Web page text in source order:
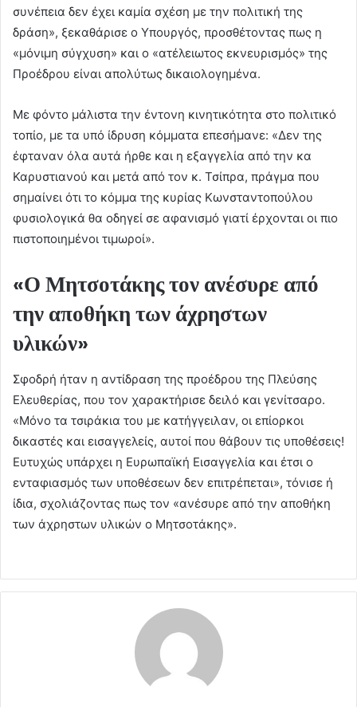
συνέπεια δεν έχει καμία σχέση με την πολιτική της
δράση», ξεκαθάρισε ο Υπουργός, προσθέτοντας πως η
«μόνιμη σύγχυση» και ο «ατέλειωτος εκνευρισμός» της
Προέδρου είναι απολύτως δικαιολογημένα.
Με φόντο μάλιστα την έντονη κινητικότητα στο πολιτικό
τοπίο, με τα υπό ίδρυση κόμματα επεσήμανε: «Δεν της
έφταναν όλα αυτά ήρθε και η εξαγγελία από την κα
Καρυστιανού και μετά από τον κ. Τσίπρα, πράγμα που
σημαίνει ότι το κόμμα της κυρίας Κωνσταντοπούλου
φυσιολογικά θα οδηγεί σε αφανισμό γιατί έρχονται οι πιο
πιστοποιημένοι τιμωροί».
«Ο Μητσοτάκης τον ανέσυρε από
την αποθήκη των άχρηστων
υλικών»
Σφοδρή ήταν η αντίδραση της προέδρου της Πλεύσης
Ελευθερίας, που τον χαρακτήρισε δειλό και γενίτσαρο.
«Μόνο τα τσιράκια του με κατήγγειλαν, οι επίορκοι
δικαστές και εισαγγελείς, αυτοί που θάβουν τις υποθέσεις!
Ευτυχώς υπάρχει η Ευρωπαϊκή Εισαγγελία και έτσι ο
ενταφιασμός των υποθέσεων δεν επιτρέπεται», τόνισε ή
ίδια, σχολιάζοντας πως τον «ανέσυρε από την αποθήκη
των άχρηστων υλικών ο Μητσοτάκης».